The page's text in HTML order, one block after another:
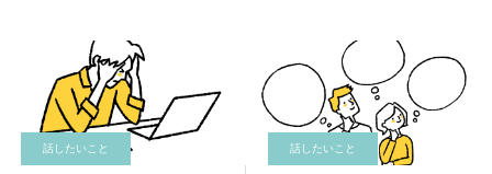
話したいこと 話したいこと